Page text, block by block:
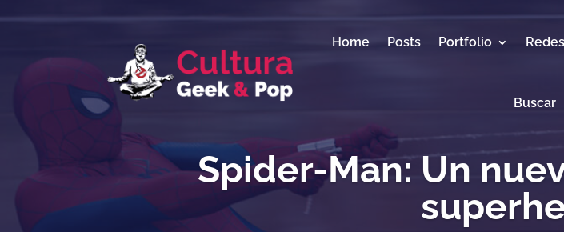
Home Posts Portfolio Redes
Buscar
Spider-Man: Un